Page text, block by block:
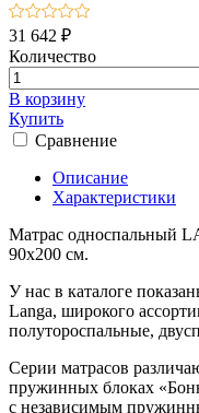
31 642 ₽
Количество
В корзину
Купить
Сравнение
Описание
Характеристики
Матрас односпальный
90х200 см.
У нас в каталоге
Langa, широкого
полутороспальные,
Серии матрасов
пружинных блоках
с независимым